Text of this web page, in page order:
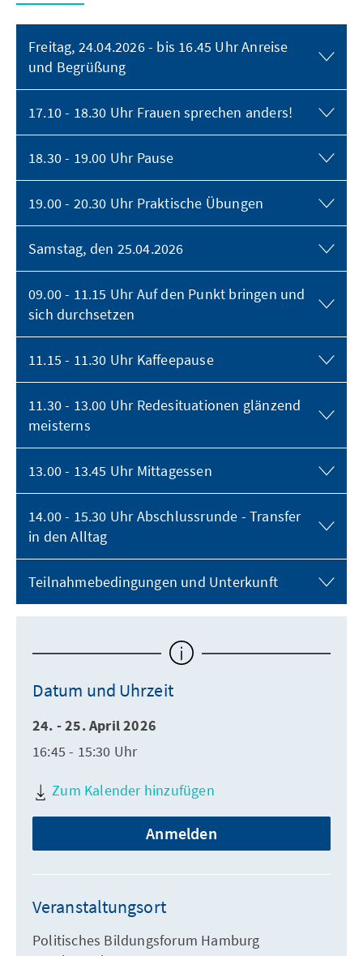
Freitag, 24.04.2026 - bis 16.45 Uhr Anreise
und Begrüßung
17.10 - 18.30 Uhr Frauen sprechen anders!
18.30 - 19.00 Uhr Pause
19.00 - 20.30 Uhr Praktische Übungen
Samstag, den 25.04.2026
09.00 - 11.15 Uhr Auf den Punkt bringen und
sich durchsetzen
11.15 - 11.30 Uhr Kaffeepause
11.30 - 13.00 Uhr Redesituationen glänzend
meisterns
13.00 - 13.45 Uhr Mittagessen
14.00 - 15.30 Uhr Abschlussrunde - Transfer
in den Alltag
Teilnahmebedingungen und Unterkunft
Datum und Uhrzeit
24. - 25. April 2026
16:45 - 15:30 Uhr
Zum Kalender hinzufügen
Anmelden
Veranstaltungsort
Politisches Bildungsforum Hamburg